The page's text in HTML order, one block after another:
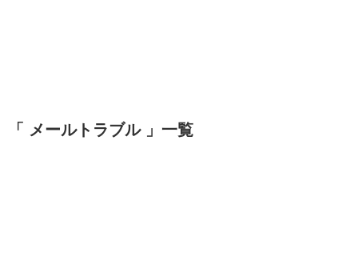
「 メールトラブル 」一覧